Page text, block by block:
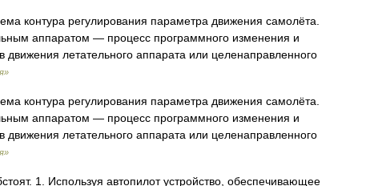
контура регулирования параметра движения самолёта.
аппаратом — процесс программного изменения и
движения летательного аппарата или целенаправленного
контура регулирования параметра движения самолёта.
аппаратом — процесс программного изменения и
движения летательного аппарата или целенаправленного
1. Используя автопилот устройство, обеспечивающее